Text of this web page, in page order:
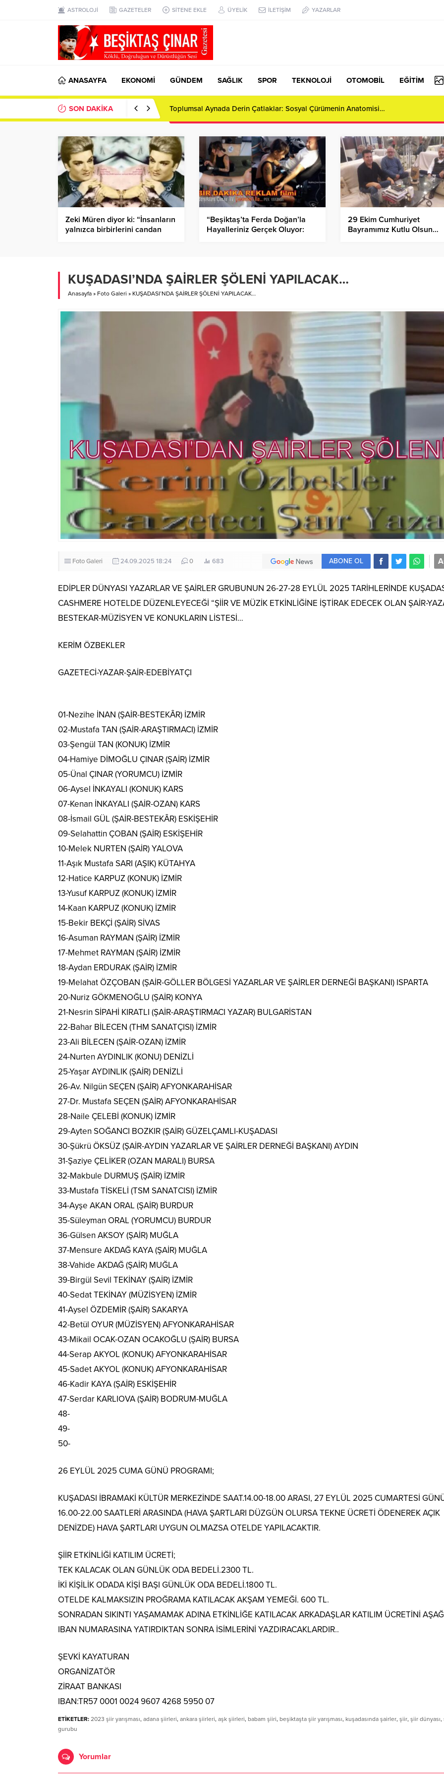
ASTROLOJİ GAZETELER SİTENE EKLE ÜYELİK İLETİŞİM YAZARLAR
ANASAYFA EKONOMİ GÜNDEM SAĞLIK SPOR TEKNOLOJİ OTOMOBİL EĞİTİM
SON DAKİKA Toplumsal Aynada Derin Çatlaklar: Sosyal Çürümenin Anatomisi…
Zeki Müren diyor ki: “İnsanların
yalnızca birbirlerini candan
“Beşiktaş’ta Ferda Doğan’la
Hayalleriniz Gerçek Oluyor:
29 Ekim Cumhuriyet
Bayramımız Kutlu Olsun…
KUŞADASI’NDA ŞAİRLER ŞÖLENİ YAPILACAK…
Anasayfa » Foto Galeri » KUŞADASI’NDA ŞAİRLER ŞÖLENİ YAPILACAK…
Foto Galeri 24.09.2025 18:24 0 683 A
ABONE OL
EDİPLER DÜNYASI YAZARLAR VE ŞAİRLER GRUBUNUN 26-27-28 EYLÜL 2025 TARİHLERİNDE
CASHMERE HOTELDE DÜZENLEYECEĞİ “ŞİİR VE MÜZİK ETKİNLİĞİNE İŞTİRAK EDECEK OLAN ŞAİR-
BESTEKAR-MÜZİSYEN VE KONUKLARIN LİSTESİ…
KERİM ÖZBEKLER
GAZETECİ-YAZAR-ŞAİR-EDEBİYATÇI
01-Nezihe İNAN (ŞAİR-BESTEKÂR) İZMİR
02-Mustafa TAN (ŞAİR-ARAŞTIRMACI) İZMİR
03-Şengül TAN (KONUK) İZMİR
04-Hamiye DİMOĞLU ÇINAR (ŞAİR) İZMİR
05-Ünal ÇINAR (YORUMCU) İZMİR
06-Aysel İNKAYALI (KONUK) KARS
07-Kenan İNKAYALI (ŞAİR-OZAN) KARS
08-İsmail GÜL (ŞAİR-BESTEKÂR) ESKİŞEHİR
09-Selahattin ÇOBAN (ŞAİR) ESKİŞEHİR
10-Melek NURTEN (ŞAİR) YALOVA
11-Aşık Mustafa SARI (AŞIK) KÜTAHYA
12-Hatice KARPUZ (KONUK) İZMİR
13-Yusuf KARPUZ (KONUK) İZMİR
14-Kaan KARPUZ (KONUK) İZMİR
15-Bekir BEKÇİ (ŞAİR) SİVAS
16-Asuman RAYMAN (ŞAİR) İZMİR
17-Mehmet RAYMAN (ŞAİR) İZMİR
18-Aydan ERDURAK (ŞAİR) İZMİR
19-Melahat ÖZÇOBAN (ŞAİR-GÖLLER BÖLGESİ YAZARLAR VE ŞAİRLER DERNEĞİ BAŞKANI) ISPARTA
20-Nuriz GÖKMENOĞLU (ŞAİR) KONYA
21-Nesrin SİPAHİ KIRATLI (ŞAİR-ARAŞTIRMACI YAZAR) BULGARİSTAN
22-Bahar BİLECEN (THM SANATÇISI) İZMİR
23-Ali BİLECEN (ŞAİR-OZAN) İZMİR
24-Nurten AYDINLIK (KONU) DENİZLİ
25-Yaşar AYDINLIK (ŞAİR) DENİZLİ
26-Av. Nilgün SEÇEN (ŞAİR) AFYONKARAHİSAR
27-Dr. Mustafa SEÇEN (ŞAİR) AFYONKARAHİSAR
28-Naile ÇELEBİ (KONUK) İZMİR
29-Ayten SOĞANCI BOZKIR (ŞAİR) GÜZELÇAMLI-KUŞADASI
30-Şükrü ÖKSÜZ (ŞAİR-AYDIN YAZARLAR VE ŞAİRLER DERNEĞİ BAŞKANI) AYDIN
31-Şaziye ÇELİKER (OZAN MARALI) BURSA
32-Makbule DURMUŞ (ŞAİR) İZMİR
33-Mustafa TİSKELİ (TSM SANATCISI) İZMİR
34-Ayşe AKAN ORAL (ŞAİR) BURDUR
35-Süleyman ORAL (YORUMCU) BURDUR
36-Gülsen AKSOY (ŞAİR) MUĞLA
37-Mensure AKDAĞ KAYA (ŞAİR) MUĞLA
38-Vahide AKDAĞ (ŞAİR) MUĞLA
39-Birgül Sevil TEKİNAY (ŞAİR) İZMİR
40-Sedat TEKİNAY (MÜZİSYEN) İZMİR
41-Aysel ÖZDEMİR (ŞAİR) SAKARYA
42-Betül OYUR (MÜZİSYEN) AFYONKARAHİSAR
43-Mikail OCAK-OZAN OCAKOĞLU (ŞAİR) BURSA
44-Serap AKYOL (KONUK) AFYONKARAHİSAR
45-Sadet AKYOL (KONUK) AFYONKARAHİSAR
46-Kadir KAYA (ŞAİR) ESKİŞEHİR
47-Serdar KARLIOVA (ŞAİR) BODRUM-MUĞLA
48-
49-
50-
26 EYLÜL 2025 CUMA GÜNÜ PROGRAMI;
KUŞADASI İBRAMAKİ KÜLTÜR MERKEZİNDE SAAT.14.00-18.00 ARASI, 27 EYLÜL 2025 CUMARTESİ
16.00-22.00 SAATLERİ ARASINDA (HAVA ŞARTLARI DÜZGÜN OLURSA TEKNE ÜCRETİ ÖDENEREK AÇIK
DENİZDE) HAVA ŞARTLARI UYGUN OLMAZSA OTELDE YAPILACAKTIR.
ŞİİR ETKİNLİĞİ KATILIM ÜCRETİ;
TEK KALACAK OLAN GÜNLÜK ODA BEDELİ.2300 TL.
İKİ KİŞİLİK ODADA KİŞİ BAŞI GÜNLÜK ODA BEDELİ.1800 TL.
OTELDE KALMAKSIZIN PROĞRAMA KATILACAK AKŞAM YEMEĞİ. 600 TL.
SONRADAN SIKINTI YAŞAMAMAK ADINA ETKİNLİĞE KATILACAK ARKADAŞLAR KATILIM ÜCRETİNİ
IBAN NUMARASINA YATIRDIKTAN SONRA İSİMLERİNİ YAZDIRACAKLARDIR..
ŞEVKİ KAYATURAN
ORGANİZATÖR
ZİRAAT BANKASI
IBAN:TR57 0001 0024 9607 4268 5950 07
ETİKETLER: 2023 şiir yarışması, adana şiirleri, ankara şiirleri, aşk şiirleri, babam şiiri, beşiktaşta şiir yarışması, kuşadasında şairler, şiir, şiir dünyası,
gurubu
Yorumlar
Asuman Krause, Biyografi…
Antep Karası Parmak